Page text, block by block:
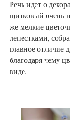
Речь идет о
щитковый очень
же мелкие
лепестками,
главное отличие
благодаря чему
виде.